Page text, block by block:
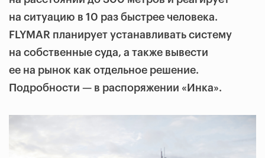
на ситуацию в 10 раз быстрее человека.
FLYMAR планирует устанавливать систему
на собственные суда, а также вывести
ее на рынок как отдельное решение.
Подробности — в распоряжении «Инка».